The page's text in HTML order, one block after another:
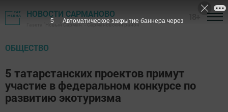
НОВОСТИ САРМАНОВО
Газета "Новый Сарман" - Сармановский район
ОБЩЕСТВО
5 татарстанских проектов примут
участие в федеральном конкурсе по
развитию экотуризма
4 Автоматическое закрытие баннера через